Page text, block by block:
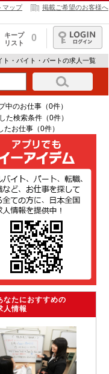
マップ 掲載ご希望のお客様へ
キープ
リスト
0
ログイン
・バイト・パートの求人一覧
中のお仕事（0件）
た検索条件（0件）
たお仕事（0件）
なたにおすすめの
人情報